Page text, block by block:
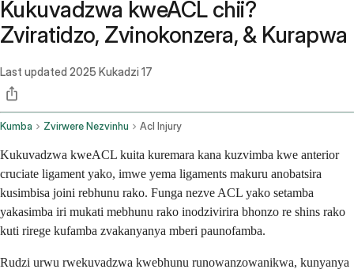
Kukuvadzwa kweACL chii?
Zviratidzo, Zvinokonzera, & Kurapwa
Last updated 2025 Kukadzi 17
Kumba Zvirwere Nezvinhu Acl Injury
Kukuvadzwa kweACL kuita kuremara kana kuzvimba kwe anterior
cruciate ligament yako, imwe yema ligaments makuru anobatsira
kusimbisa joini rebhunu rako. Funga nezve ACL yako setamba
yakasimba iri mukati mebhunu rako inodzivirira bhonzo re shins rako
kuti rirege kufamba zvakanyanya mberi paunofamba.
Rudzi urwu rwekuvadzwa kwebhunu runowanzowanikwa, kunyanya